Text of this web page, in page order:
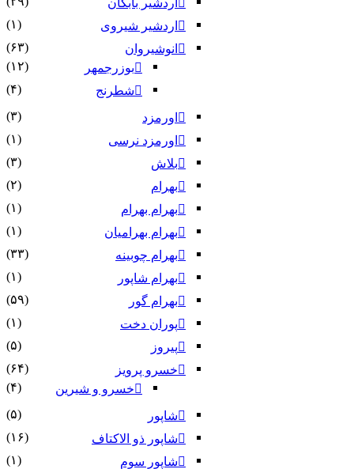
اردشیر شیروی
(۱)
انوشیروان
(۶۳)
بوزرجمهر
(۱۲)
شطرنج
(۴)
اورمزد
(۳)
اورمزد نرسى‏
(۱)
بلاش
(۳)
بهرام
(۲)
بهرام بهرام
(۱)
بهرام بهرامیان‏
(۱)
بهرام چوبینه
(۳۳)
بهرام شاپور
(۱)
بهرام گور
(۵۹)
پوران دخت
(۱)
پیروز
(۵)
خسرو پرویز
(۶۴)
خسرو و شیرین
(۴)
شاپور
(۵)
شاپور ذو الاکتاف
(۱۶)
شاپور سوم‏
(۱)